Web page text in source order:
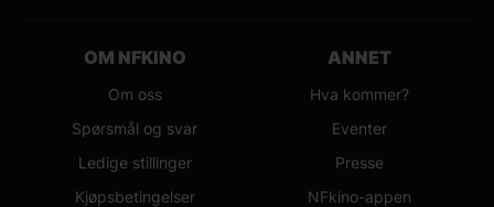
OM NFKINO
Om oss
Spørsmål og svar
Ledige stillinger
Kjøpsbetingelser
ANNET
Hva kommer?
Eventer
Presse
NFkino-appen